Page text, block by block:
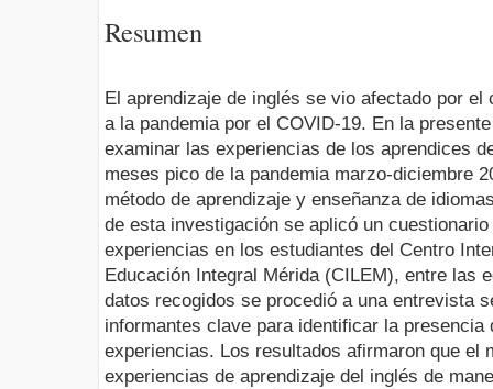
Resumen
El aprendizaje de inglés se vio afectado por
a la pandemia por el COVID-19. En la
examinar las experiencias de los aprendices
meses pico de la pandemia marzo-diciembre
método de aprendizaje y enseñanza de
de esta investigación se aplicó un
experiencias en los estudiantes del Centro
Educación Integral Mérida (CILEM), entre las
datos recogidos se procedió a una entrevista
informantes clave para identificar la presencia
experiencias. Los resultados afirmaron que el
experiencias de aprendizaje del inglés de